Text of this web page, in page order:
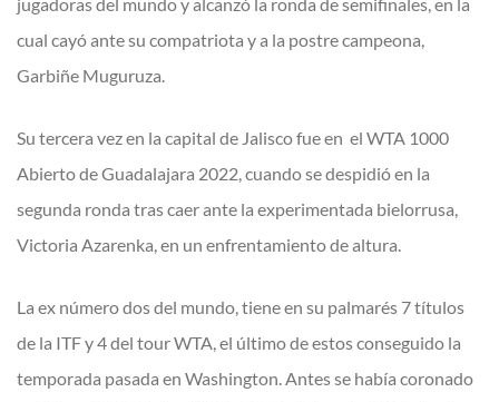
cual cayó ante su compatriota y a la postre campeona,
Garbiñe Muguruza.
Su tercera vez en la capital de Jalisco fue en el WTA 1000
Abierto de Guadalajara 2022, cuando se despidió en la
segunda ronda tras caer ante la experimentada bielorrusa,
Victoria Azarenka, en un enfrentamiento de altura.
La ex número dos del mundo, tiene en su palmarés 7 títulos
de la ITF y 4 del tour WTA, el último de estos conseguido la
temporada pasada en Washington. Antes se había coronado